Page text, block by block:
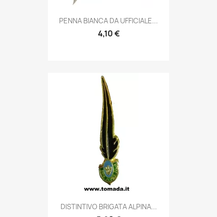
Anteprima
PENNA BIANCA DA UFFICIALE...
4,10 €
Anteprima
DISTINTIVO BRIGATA ALPINA...